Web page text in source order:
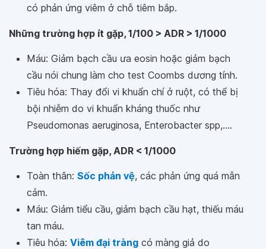
có phản ứng viêm ở chỗ tiêm bắp.
Những trường hợp ít gặp, 1/100 > ADR > 1/1000
Máu: Giảm bạch cầu ưa eosin hoặc giảm bạch
cầu nói chung làm cho test Coombs dương tính.
Tiêu hóa: Thay đổi vi khuẩn chí ở ruột, có thể bị
bội nhiễm do vi khuẩn kháng thuốc như
Pseudomonas aeruginosa, Enterobacter spp,....
Trường hợp hiếm gặp, ADR < 1/1000
Toàn thân: Sốc phản vệ, các phản ứng quá mẫn
cảm.
Máu: Giảm tiểu cầu, giảm bạch cầu hạt, thiếu máu
tan máu.
Tiêu hóa: Viêm đại tràng có màng giả do